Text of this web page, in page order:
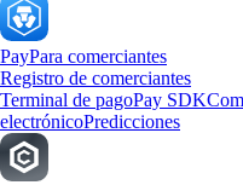
PayPara comerciantes
Registro de comerciantes
Terminal de pagoPay SDK
electrónicoPredicciones